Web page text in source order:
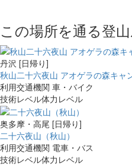
この場所を通る登
丹沢 [日帰り]
秋山二十六夜山 アオゲラの森キャ
利用交通機関 車・バイク
技術レベル体力レベル
奥多摩・高尾 [日帰り]
二十六夜山（秋山）
利用交通機関 電車・バス
技術レベル体力レベル